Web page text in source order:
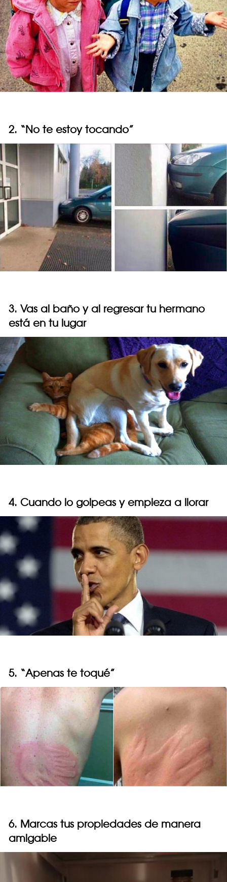
2. “No te estoy tocando”
3. Vas al baño y al regresar tu hermano
está en tu lugar
4. Cuando lo golpeas y empieza a llorar
5. “Apenas te toqué”
6. Marcas tus propiedades de manera
amigable